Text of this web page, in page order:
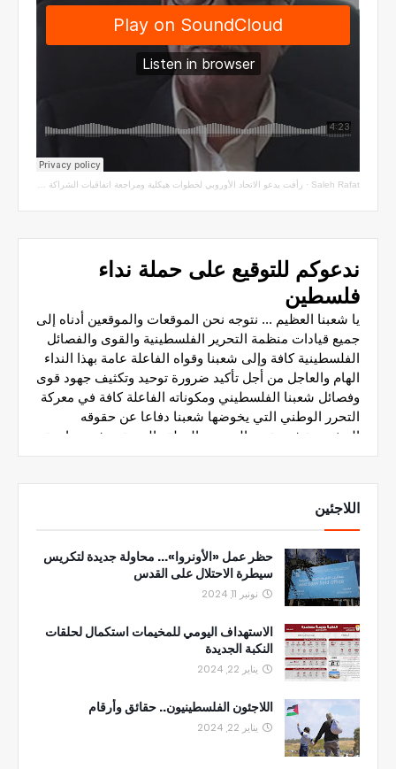
Saleh Rafat
· رأفت يدعو الاتحاد الأوروبي لخطوات هيكلية ومراجعة اتفاقيات الشراكة مع سلطة الاحتلال
اللاجئين
حظر عمل «الأونروا»... محاولة جديدة لتكريس
سيطرة الاحتلال على القدس
نونبر 11, 2024
الاستهداف اليومي للمخيمات استكمال لحلقات
النكبة الجديدة
يناير 22, 2024
اللاجئون الفلسطينيون.. حقائق وأرقام
يناير 22, 2024